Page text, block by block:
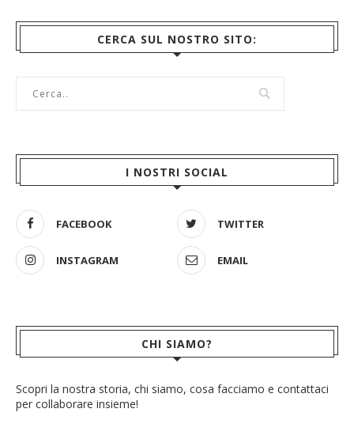
CERCA SUL NOSTRO SITO:
I NOSTRI SOCIAL
FACEBOOK TWITTER
INSTAGRAM EMAIL
CHI SIAMO?
Scopri la nostra storia, chi siamo, cosa facciamo e contattaci
per collaborare insieme!